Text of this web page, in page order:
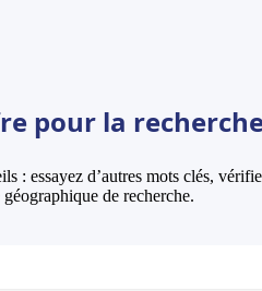
pour la
: essayez d’autres mots clés,
de recherche.